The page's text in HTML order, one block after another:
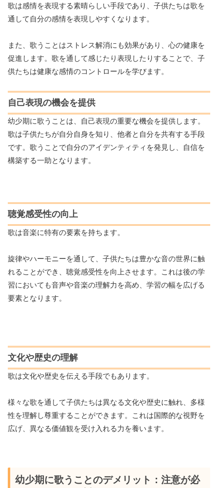
歌は感情を表現する素晴らしい手段であり、子供たちは歌を
通して自分の感情を表現しやすくなります。
また、歌うことはストレス解消にも効果があり、心の健康を
促進します。歌を通して感じたり表現したりすることで、子
供たちは健康な感情のコントロールを学びます。
自己表現の機会を提供
幼少期に歌うことは、自己表現の重要な機会を提供します。
歌は子供たちが自分自身を知り、他者と自分を共有する手段
です。歌うことで自分のアイデンティティを発見し、自信を
構築する一助となります。
聴覚感受性の向上
歌は音楽に特有の要素を持ちます。
旋律やハーモニーを通して、子供たちは豊かな音の世界に触
れることができ、聴覚感受性を向上させます。これは後の学
習においても音声や音楽の理解力を高め、学習の幅を広げる
要素となります。
文化や歴史の理解
歌は文化や歴史を伝える手段でもあります。
様々な歌を通して子供たちは異なる文化や歴史に触れ、多様
性を理解し尊重することができます。これは国際的な視野を
広げ、異なる価値観を受け入れる力を養います。
幼少期に歌うことのデメリット：注意が必